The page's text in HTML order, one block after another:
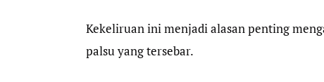
Kekeliruan ini menjadi alasan penting
palsu yang tersebar.